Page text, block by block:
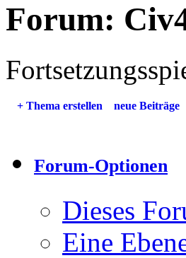
Forum:
+ Thema erstellen neue Beiträge
Forum-Optionen
Dieses
Eine